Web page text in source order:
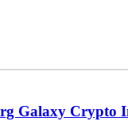
Galaxy Crypto